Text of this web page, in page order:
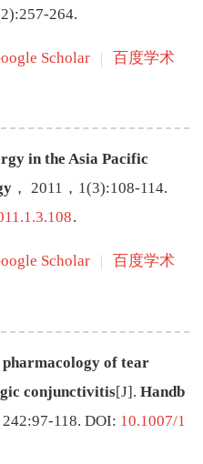
2):257-264.
Scholar 百度学术
in the Asia Pacific
， 2011 ， 1(3):108-114.
.
Scholar 百度学术
of tear
conjunctivitis[J]. Handb
242:97-118. DOI: 10.1007/1